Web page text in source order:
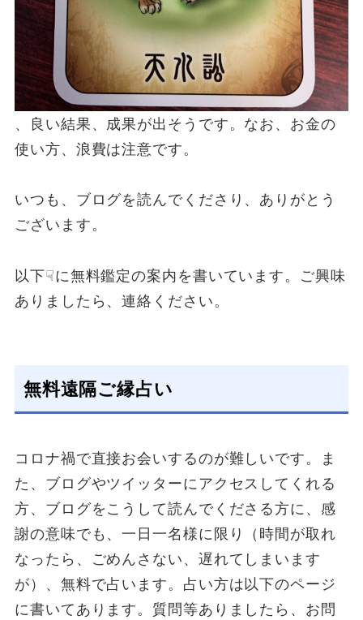
、良い結果、成果が出そうです。なお、お金の
使い方、浪費は注意です。
いつも、ブログを読んでくださり、ありがとう
ございます。
以下☟に無料鑑定の案内を書いています。ご興味
ありましたら、連絡ください。
無料遠隔ご縁占い
コロナ禍で直接お会いするのが難しいです。ま
た、ブログやツイッターにアクセスしてくれる
方、ブログをこうして読んでくださる方に、感
謝の意味でも、一日一名様に限り（時間が取れ
なったら、ごめんさない、遅れてしまいます
が）、無料で占います。占い方は以下のページ
に書いてあります。質問等ありましたら、お問